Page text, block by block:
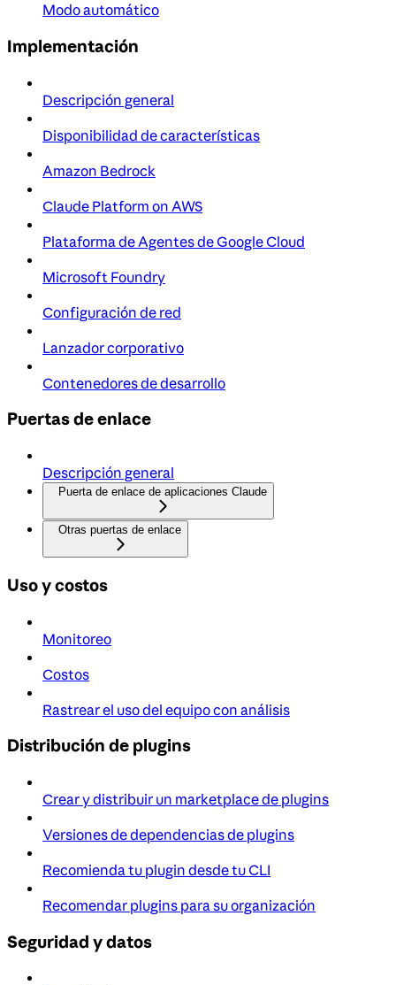
Modo automático
Implementación
Descripción general
Disponibilidad de características
Amazon Bedrock
Claude Platform on AWS
Plataforma de Agentes de Google Cloud
Microsoft Foundry
Configuración de red
Lanzador corporativo
Contenedores de desarrollo
Puertas de enlace
Descripción general
Puerta de enlace de aplicaciones Claude
Otras puertas de enlace
Uso y costos
Monitoreo
Costos
Rastrear el uso del equipo con análisis
Distribución de plugins
Crear y distribuir un marketplace de plugins
Versiones de dependencias de plugins
Recomienda tu plugin desde tu CLI
Recomendar plugins para su organización
Seguridad y datos